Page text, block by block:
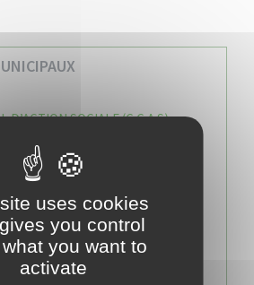
D’ACTION SOCIALE (C.C.A.S)
TECHNIQUES
ET MOYENS
uses cookies
you control
you want to
activate